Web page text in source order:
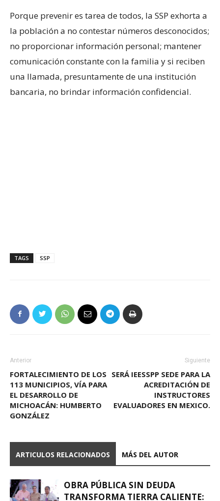
Porque prevenir es tarea de todos, la SSP exhorta a
la población a no contestar números desconocidos;
no proporcionar información personal; mantener
comunicación constante con la familia y si reciben
una llamada, presuntamente de una institución
bancaria, no brindar información confidencial.
TAGS SSP
Anterior
FORTALECIMIENTO DE LOS
113 MUNICIPIOS, VÍA PARA
EL DESARROLLO DE
MICHOACÁN: HUMBERTO
GONZÁLEZ
Siguiente
SERÁ IEESSPP SEDE PARA LA
ACREDITACIÓN DE
INSTRUCTORES
EVALUADORES EN MEXICO.
ARTICULOS RELACIONADOS MÁS DEL AUTOR
OBRA PÚBLICA SIN DEUDA
TRANSFORMA TIERRA CALIENTE: